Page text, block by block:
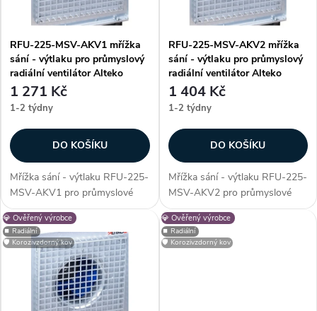
í
p
r
o
d
u
k
s
p
r
o
d
u
RFU-225-MSV-AKV1 mřížka
sání - výtlaku pro průmyslový
radiální ventilátor Alteko
1 271 Kč
1-2 týdny
DO KOŠÍKU
Mřížka sání - výtlaku RFU-225-
MSV-AKV1 pro průmyslové
radiální ventilátory řady RFU -
225. Mřížka slouží jako
ochranný prvek, který zabrání
vniknutí nežádoucích cizích
částic do...
RFU-225-MSV-AKV2 mřížka
sání - výtlaku pro průmyslový
radiální ventilátor Alteko
1 404 Kč
1-2 týdny
DO KOŠÍKU
Mřížka sání - výtlaku RFU-225-
MSV-AKV2 pro průmyslové
radiální ventilátory řady RFU -
225. Mřížka slouží jako
ochranný prvek, který zabrání
💎 Ověřený výrobce
⏹️ Radiální
🛡️ Korozivzdorný kov
💎 Ověřený výrobce
⏹️ Radiální
🛡️ Korozivzdorný kov